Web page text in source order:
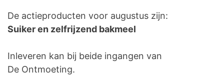
De actieproducten voor augustus zijn:
Suiker en zelfrijzend bakmeel
Inleveren kan bij beide ingangen van
De Ontmoeting.